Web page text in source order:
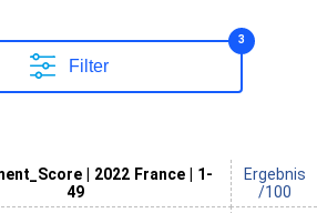
Filter
3
| 2022 France | 1-
49
Ergebnis
/100